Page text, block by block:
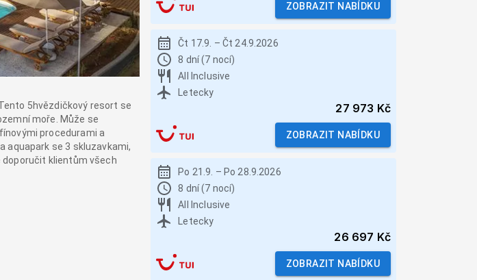
5hvězdičkový resort se
moře. Může se
procedurami a
aquapark se 3 skluzavkami,
doporučit klientům všech
ZOBRAZIT NABÍDKU
Čt 17.9. – Čt 24.9.2026
8 dní (7 nocí)
All Inclusive
Letecky
27 973 Kč
ZOBRAZIT NABÍDKU
Po 21.9. – Po 28.9.2026
8 dní (7 nocí)
All Inclusive
Letecky
26 697 Kč
ZOBRAZIT NABÍDKU